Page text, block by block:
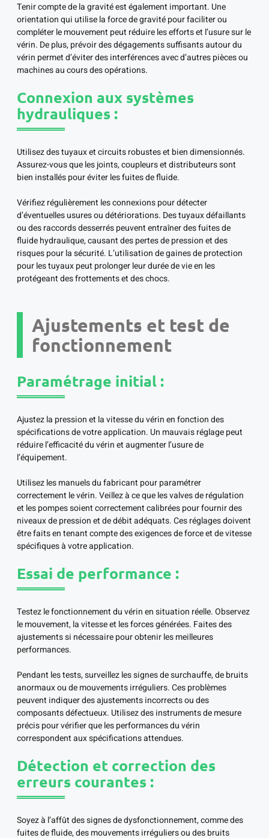
Tenir compte de la gravité est également important. Une
orientation qui utilise la force de gravité pour faciliter ou
compléter le mouvement peut réduire les efforts et l’usure sur le
vérin. De plus, prévoir des dégagements suffisants autour du
vérin permet d’éviter des interférences avec d’autres pièces ou
machines au cours des opérations.
Connexion aux systèmes
hydrauliques :
Utilisez des tuyaux et circuits robustes et bien dimensionnés.
Assurez-vous que les joints, coupleurs et distributeurs sont
bien installés pour éviter les fuites de fluide.
Vérifiez régulièrement les connexions pour détecter
d’éventuelles usures ou détériorations. Des tuyaux défaillants
ou des raccords desserrés peuvent entraîner des fuites de
fluide hydraulique, causant des pertes de pression et des
risques pour la sécurité. L’utilisation de gaines de protection
pour les tuyaux peut prolonger leur durée de vie en les
protégeant des frottements et des chocs.
Ajustements et test de
fonctionnement
Paramétrage initial :
Ajustez la pression et la vitesse du vérin en fonction des
spécifications de votre application. Un mauvais réglage peut
réduire l’efficacité du vérin et augmenter l’usure de
l’équipement.
Utilisez les manuels du fabricant pour paramétrer
correctement le vérin. Veillez à ce que les valves de régulation
et les pompes soient correctement calibrées pour fournir des
niveaux de pression et de débit adéquats. Ces réglages doivent
être faits en tenant compte des exigences de force et de vitesse
spécifiques à votre application.
Essai de performance :
Testez le fonctionnement du vérin en situation réelle. Observez
le mouvement, la vitesse et les forces générées. Faites des
ajustements si nécessaire pour obtenir les meilleures
performances.
Pendant les tests, surveillez les signes de surchauffe, de bruits
anormaux ou de mouvements irréguliers. Ces problèmes
peuvent indiquer des ajustements incorrects ou des
composants défectueux. Utilisez des instruments de mesure
précis pour vérifier que les performances du vérin
correspondent aux spécifications attendues.
Détection et correction des
erreurs courantes :
Soyez à l’affût des signes de dysfonctionnement, comme des
fuites de fluide, des mouvements irréguliers ou des bruits